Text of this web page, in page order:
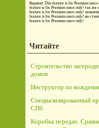
Вариант This feature is for Premium users
feature is for Premium users only! так же
feature is for Premium users only!
feature is for Premium users only! но
feature is for Premium users only!
Читайте
Строительство
домов
Инструктор по
Специализированный
СПб
Коробка передач.